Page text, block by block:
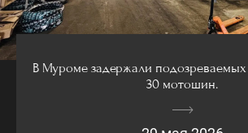
В Муроме задержали
30 мотошин.